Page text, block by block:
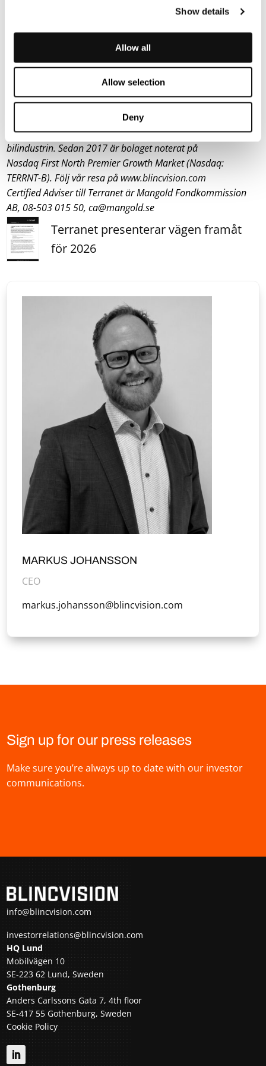
Show details
Allow all
Allow selection
Deny
och självkörande fordon med fokus på att skydda utsatta
trafikanter från att skadas i trafiken. Med hjälp av en unik
och patenterad sensorteknologi laserskannar Terranets
system BlincVision vägen och upptäcker objekt upp till tio
Terranet har sitt huvudkontor i Lund och är även verksamt i
Göteborg och Stuttgart – i hjärtat av den europeiska
bilindustrin. Sedan 2017 är bolaget noterat på
Nasdaq First North Premier Growth Market (Nasdaq:
TERRNT-B). Följ vår resa på www.blincvision.com
Certified Adviser till Terranet är Mangold Fondkommission
AB, 08-503 015 50, ca@mangold.se
Terranet presenterar vägen framåt
för 2026
MARKUS JOHANSSON
CEO
markus.johansson@blincvision.com
Sign up for our press releases
Make sure you’re always up to date with our investor
communications.
info@blincvision.com
investorrelations@blincvision.com
HQ Lund
Mobilvägen 10
SE-223 62 Lund, Sweden
Gothenburg
Anders Carlssons Gata 7, 4th floor
SE-417 55 Gothenburg, Sweden
Cookie Policy